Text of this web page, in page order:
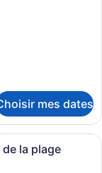
mes dates
avec deux lits, un
la plage